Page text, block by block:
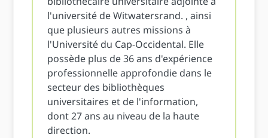
l'université de Witwatersrand. , ainsi
que plusieurs autres missions à
l'Université du Cap-Occidental. Elle
possède plus de 36 ans d'expérience
professionnelle approfondie dans le
secteur des bibliothèques
universitaires et de l'information,
dont 27 ans au niveau de la haute
direction.